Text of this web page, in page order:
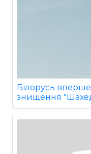
Білорусь вперше
знищення